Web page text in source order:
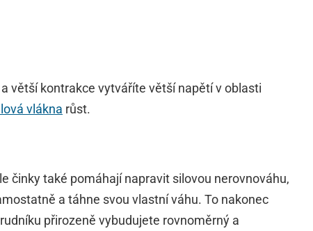
větší kontrakce vytváříte větší napětí v oblasti
vlákna růst.
činky také pomáhají napravit silovou nerovnováhu,
a táhne svou vlastní váhu. To nakonec
přirozeně vybudujete rovnoměrný a